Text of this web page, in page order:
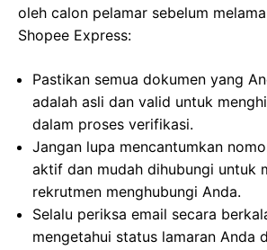
oleh calon pelamar sebelum
Shopee Express:
Pastikan semua dokumen yang
adalah asli dan valid untuk
dalam proses verifikasi.
Jangan lupa mencantumkan
aktif dan mudah dihubungi untuk
rekrutmen menghubungi Anda.
Selalu periksa email secara
mengetahui status lamaran Anda